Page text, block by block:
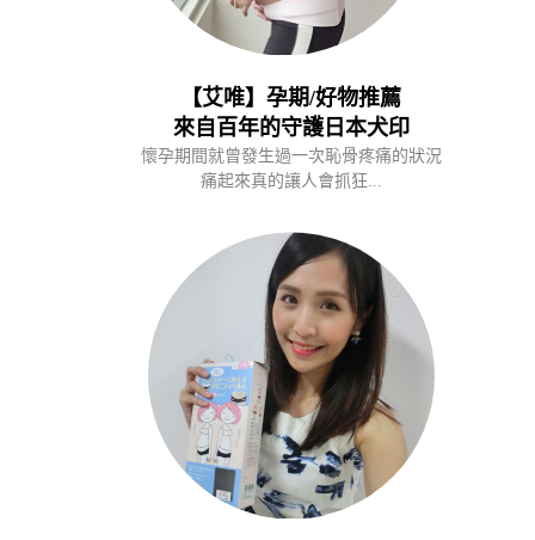
【艾唯】孕期/好物推薦
來自百年的守護日本犬印
懷孕期間就曾發生過一次恥骨疼痛的狀況
痛起來真的讓人會抓狂...